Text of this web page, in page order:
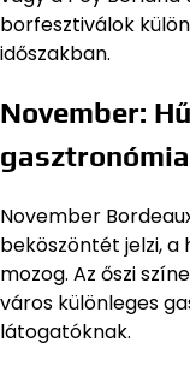
borfesztiválok
időszakban.
November:
November
beköszöntét jelzi, a
mozog. Az őszi
város különleges
látogatóknak.